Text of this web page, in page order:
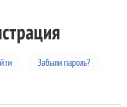
Забыли пароль?